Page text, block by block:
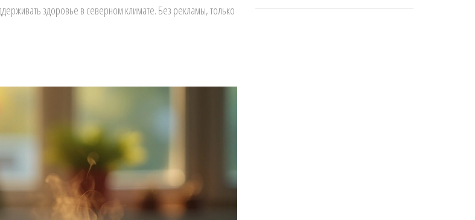
здоровье в северном климате. Без рекламы, только